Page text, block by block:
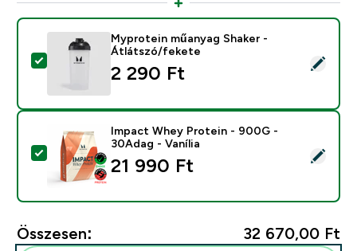
Termék kiválasztása - Myprotein műanyag Shaker -
Myprotein műanyag Shaker -
Átlátszó/fekete
2 290 Ft‎
Termék kiválasztása - Impact Whey Protein - 900G -
Impact Whey Protein - 900G -
30Adag - Vanília
21 990 Ft‎
Összesen: 32 670,00 Ft‎